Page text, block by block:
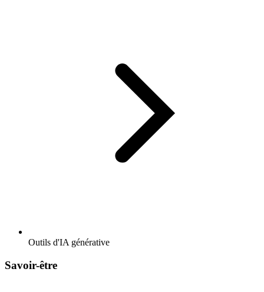
Outils d'IA générative
Savoir-être